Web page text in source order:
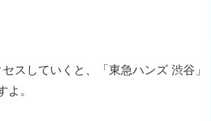
スしていくと、「東急ハンズ 渋谷」
よ。